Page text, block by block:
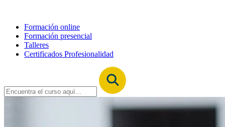
Formación online
Formación presencial
Talleres
Certificados Profesionalidad